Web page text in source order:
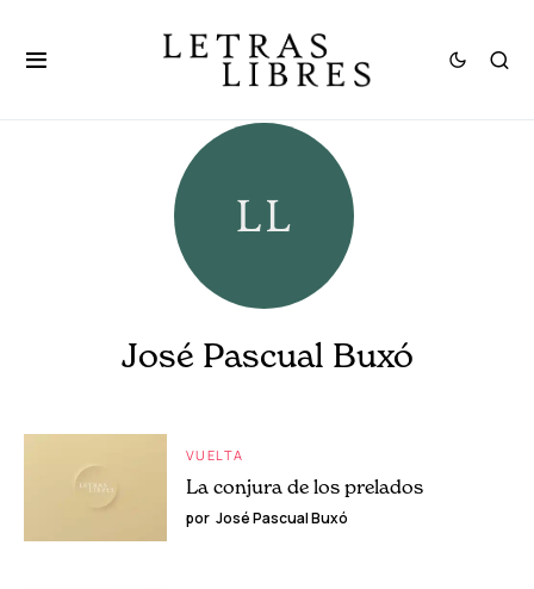
José Pascual Buxó
VUELTA
La conjura de los prelados
por José Pascual Buxó